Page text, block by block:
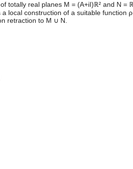
totally real planes M = (A+iI)ℝ² and N =
local construction of a suitable function
retraction to M ∪ N.